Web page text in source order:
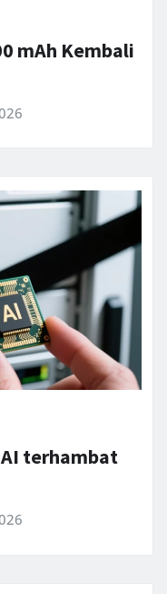
mAh Kembali
terhambat